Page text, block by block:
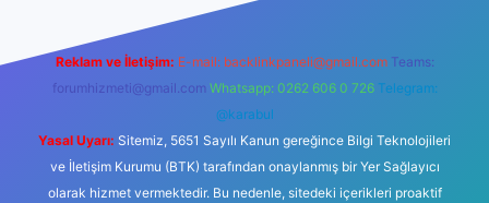
Reklam ve İletişim: E-mail: backlinkpaneli@gmail.com Teams:
forumhizmeti@gmail.com Whatsapp: 0262 606 0 726 Telegram:
@karabul
Yasal Uyarı: Sitemiz, 5651 Sayılı Kanun gereğince Bilgi Teknolojileri
ve İletişim Kurumu (BTK) tarafından onaylanmış bir Yer Sağlayıcı
olarak hizmet vermektedir. Bu nedenle, sitedeki içerikleri proaktif